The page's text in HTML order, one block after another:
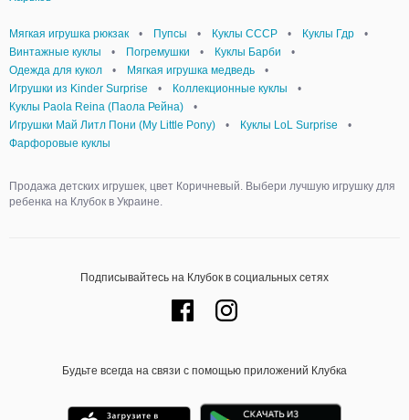
Мягкая игрушка рюкзак • Пупсы • Куклы СССР • Куклы Гдр
•
Винтажные куклы
• Погремушки • Куклы Барби
•
Одежда для кукол
• Мягкая игрушка медведь
•
Игрушки из Kinder Surprise
• Коллекционные куклы
•
Куклы Paola Reina (Паола Рейна)
•
Игрушки Май Литл Пони (My Little Pony)
• Куклы LoL Surprise
•
Фарфоровые куклы
Продажа детских игрушек, цвет Коричневый. Выбери лучшую игрушку для
ребенка на Клубок в Украине.
Подписывайтесь на Клубок в социальных сетях
Будьте всегда на связи с помощью приложений Клубка